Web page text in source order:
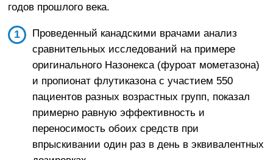
годов прошлого века.
Проведенный канадскими врачами анализ
сравнительных исследований на примере
оригинального Назонекса (фуроат мометазона)
и пропионат флутиказона с участием 550
пациентов разных возрастных групп, показал
примерно равную эффективность и
переносимость обоих средств при
впрыскивании один раз в день в эквивалентных